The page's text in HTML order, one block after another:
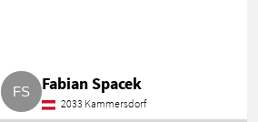
Fabian Spacek
2033 Kammersdorf